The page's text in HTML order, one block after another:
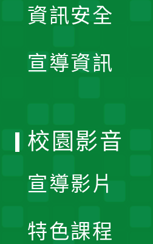
資訊安全
宣導資訊
校園影音
宣導影片
特色課程